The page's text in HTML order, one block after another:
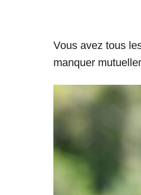
Vous avez tous
manquer